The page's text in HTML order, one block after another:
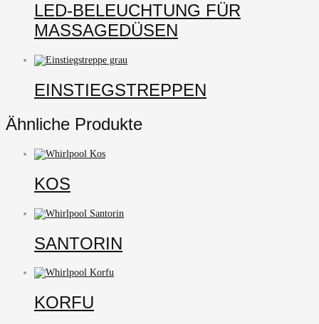
LED-BELEUCHTUNG FÜR
MASSAGEDÜSEN
EINSTIEGSTREPPEN
Ähnliche Produkte
KOS
SANTORIN
KORFU